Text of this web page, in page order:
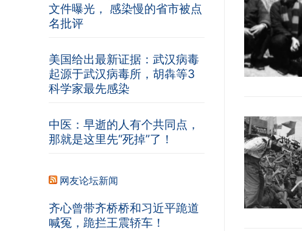
文件曝光， 感染慢的省市被点
名批评
美国给出最新证据：武汉病毒
起源于武汉病毒所，胡犇等3
科学家最先感染
中医：早逝的人有个共同点，
那就是这里先“死掉”了！
网友论坛新闻
齐心曾带齐桥桥和习近平跪道
喊冤，跪拦王震轿车！